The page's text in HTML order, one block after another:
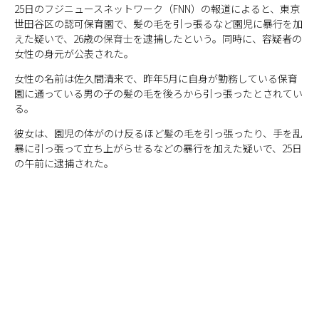
25日のフジニュースネットワーク（FNN）の報道によると、東京
世田谷区の認可保育園で、髪の毛を引っ張るなど園児に暴行を加
えた疑いで、26歳の保育士を逮捕したという。同時に、容疑者の
女性の身元が公表された。
女性の名前は佐久間清来で、昨年5月に自身が勤務している保育
園に通っている男の子の髪の毛を後ろから引っ張ったとされてい
る。
彼女は、園児の体がのけ反るほど髪の毛を引っ張ったり、手を乱
暴に引っ張って立ち上がらせるなどの暴行を加えた疑いで、25日
の午前に逮捕された。